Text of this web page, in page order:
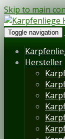
Skip to main
Toggle navigation
Hersteller